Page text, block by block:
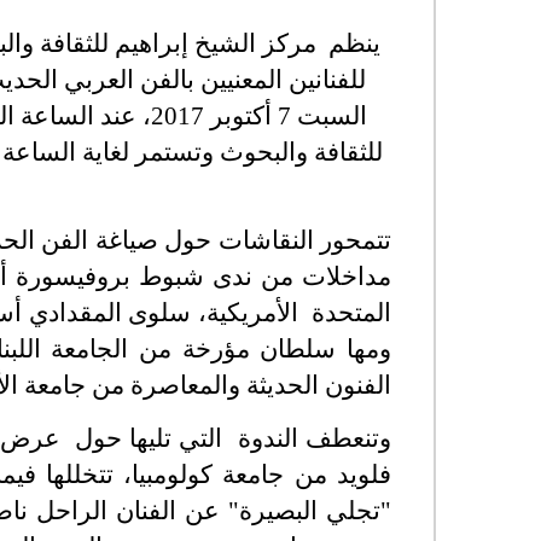
ينظم مركز الشيخ إبراهيم للثقافة
للفنانين المعنيين بالفن العربي
السبت 7 أكتوبر
للثقافة والبحوث وتستمر لغاية
تتمحور النقاشات حول صياغة الفن
مداخلات من ندى شبوط بروفيسورة
المتحدة الأمريكية، سلوى المقدادي
ومها سلطان مؤرخة من الجامعة
الفنون الحديثة والمعاصرة من جامعة
وتنعطف الندوة التي تليها حول عرض
فلويد من جامعة كولومبيا، تتخللها
"تجلي البصيرة" عن الفنان الراحل